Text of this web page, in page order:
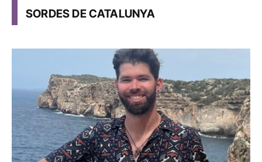
SORDES DE CATALUNYA